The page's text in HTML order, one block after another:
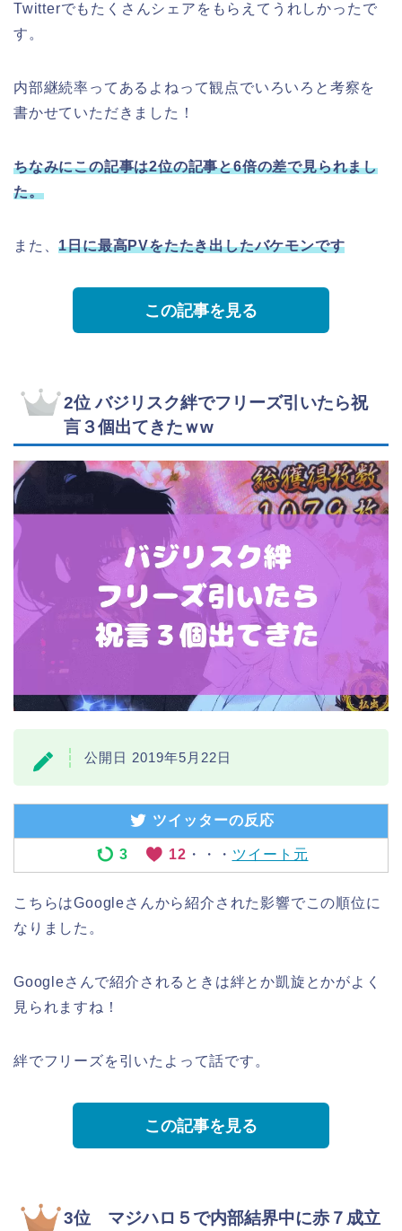
Twitterでもたくさんシェアをもらえてうれしかったで
す。
内部継続率ってあるよねって観点でいろいろと考察を
書かせていただきました！
ちなみにこの記事は2位の記事と6倍の差で見られまし
た。
また、1日に最高PVをたたき出したバケモンです
この記事を見る
2位 バジリスク絆でフリーズ引いたら祝
言３個出てきたｗw
公開日 2019年5月22日
ツイッターの反応
3 12 ・・・ ツイート元
こちらはGoogleさんから紹介された影響でこの順位に
なりました。
Googleさんで紹介されるときは絆とか凱旋とかがよく
見られますね！
絆でフリーズを引いたよって話です。
この記事を見る
3位 マジハロ５で内部結界中に赤７成立